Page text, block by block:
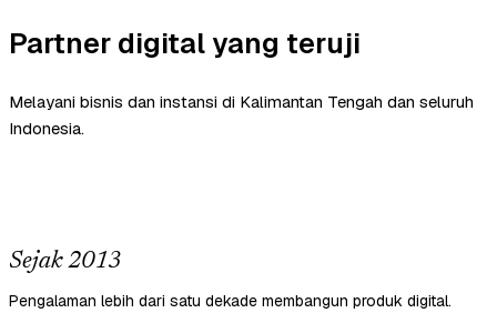
Partner digital yang teruji
Melayani bisnis dan instansi di Kalimantan Tengah dan seluruh
Indonesia.
Sejak 2013
Pengalaman lebih dari satu dekade membangun produk digital.